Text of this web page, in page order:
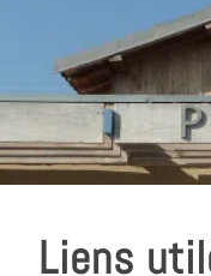
Liens